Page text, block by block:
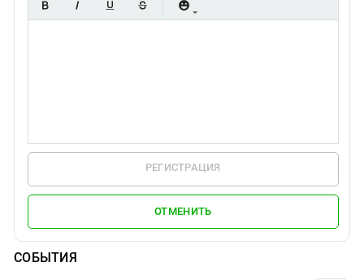
РЕГИСТРАЦИЯ
ОТМЕНИТЬ
СОБЫТИЯ